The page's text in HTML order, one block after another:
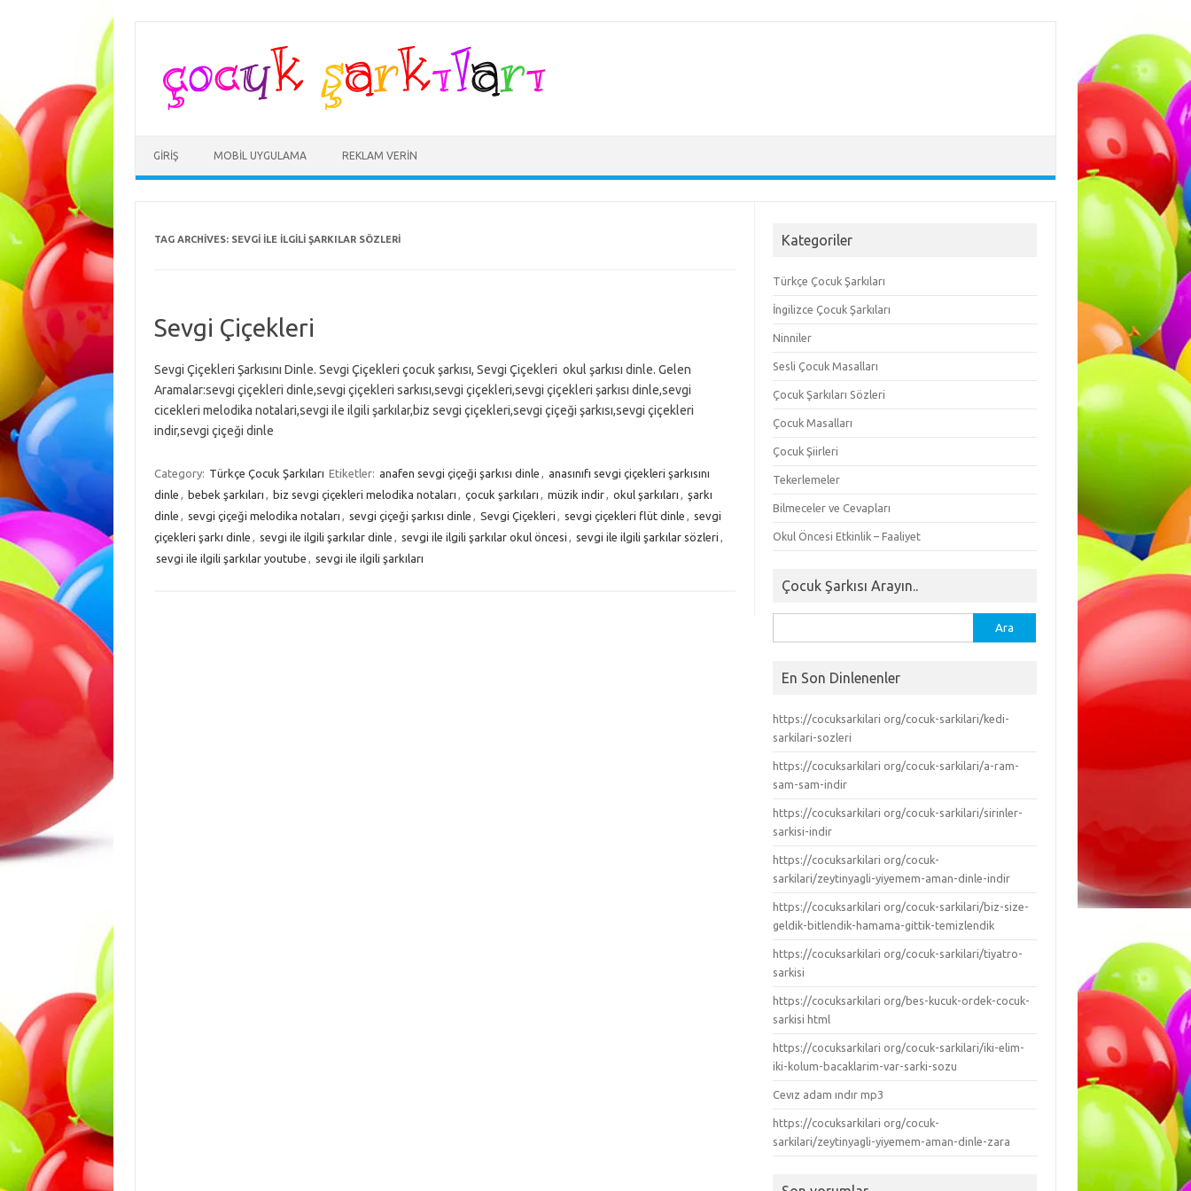
GIRIŞ MOBIL UYGULAMA REKLAM VERIN
TAG ARCHIVES: SEVGI ILE ILGILI ŞARKILAR SÖZLERI
Sevgi Çiçekleri
Sevgi Çiçekleri Şarkısını Dinle. Sevgi Çiçekleri çocuk şarkısı, Sevgi Çiçekleri okul şarkısı dinle. Gelen
Aramalar:sevgi çiçekleri dinle,sevgi çiçekleri sarkısı,sevgi çiçekleri,sevgi çiçekleri şarkısı dinle,sevgi
cicekleri melodika notalari,sevgi ile ilgili şarkılar,biz sevgi çiçekleri,sevgi çiçeği şarkısı,sevgi çiçekleri
indir,sevgi çiçeği dinle
Category: Türkçe Çocuk Şarkıları Etiketler: anafen sevgi çiçeği şarkısı dinle , anasınıfı sevgi çiçekleri şarkısını
dinle , bebek şarkıları , biz sevgi çiçekleri melodika notaları , çocuk şarkıları , müzik indir, okul şarkıları , şarkı
dinle , sevgi çiçeği melodika notaları , sevgi çiçeği şarkısı dinle , Sevgi Çiçekleri , sevgi çiçekleri flüt dinle , sevgi
çiçekleri şarkı dinle , sevgi ile ilgili şarkılar dinle , sevgi ile ilgili şarkılar okul öncesi , sevgi ile ilgili şarkılar sözleri ,
sevgi ile ilgili şarkılar youtube , sevgi ile ilgili şarkıları
Kategoriler
Türkçe Çocuk Şarkıları
İngilizce Çocuk Şarkıları
Ninniler
Sesli Çocuk Masalları
Çocuk Şarkıları Sözleri
Çocuk Masalları
Çocuk Şiirleri
Tekerlemeler
Bilmeceler ve Cevapları
Okul Öncesi Etkinlik – Faaliyet
Çocuk Şarkısı Arayın..
En Son Dinlenenler
https://cocuksarkilari org/cocuk-sarkilari/kedi-
sarkilari-sozleri
https://cocuksarkilari org/cocuk-sarkilari/a-ram-
sam-sam-indir
https://cocuksarkilari org/cocuk-sarkilari/sirinler-
sarkisi-indir
https://cocuksarkilari org/cocuk-
sarkilari/zeytinyagli-yiyemem-aman-dinle-indir
https://cocuksarkilari org/cocuk-sarkilari/biz-size-
geldik-bitlendik-hamama-gittik-temizlendik
https://cocuksarkilari org/cocuk-sarkilari/tiyatro-
sarkisi
https://cocuksarkilari org/bes-kucuk-ordek-cocuk-
sarkisi html
https://cocuksarkilari org/cocuk-sarkilari/iki-elim-
iki-kolum-bacaklarim-var-sarki-sozu
Cevız adam ındır mp3
https://cocuksarkilari org/cocuk-
sarkilari/zeytinyagli-yiyemem-aman-dinle-zara